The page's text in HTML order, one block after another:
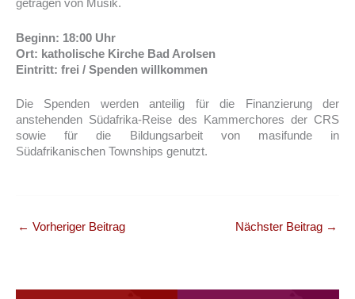
getragen von Musik.
Beginn: 18:00 Uhr
Ort: katholische Kirche Bad Arolsen
Eintritt: frei / Spenden willkommen
Die Spenden werden anteilig für die Finanzierung der
anstehenden Südafrika-Reise des Kammerchores der CRS
sowie für die Bildungsarbeit von masifunde in
Südafrikanischen Townships genutzt.
← Vorheriger Beitrag Nächster Beitrag →